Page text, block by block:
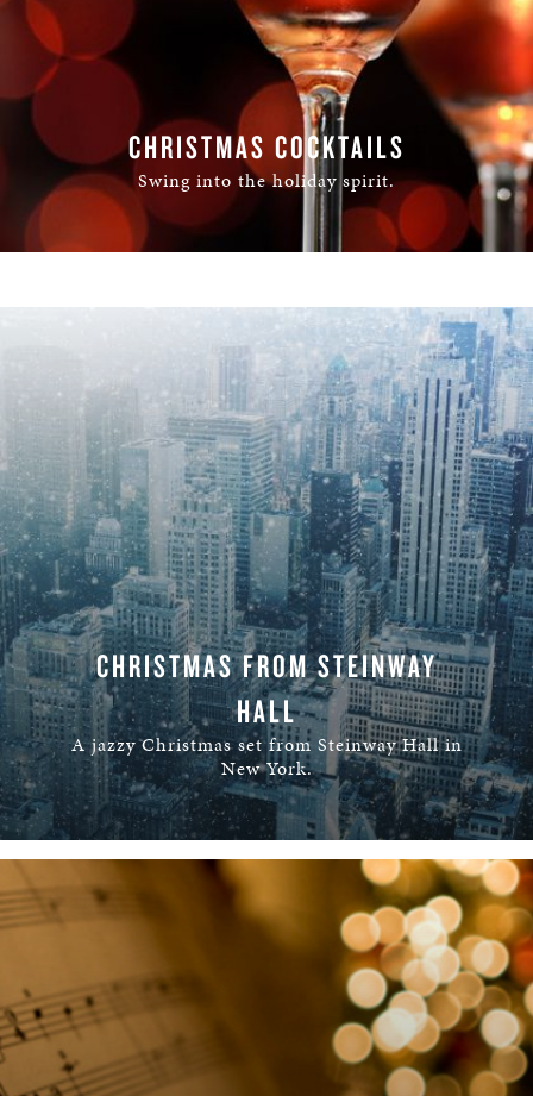
CHRISTMAS COCKTAILS
Swing into the holiday spirit.
CHRISTMAS FROM STEINWAY
HALL
A jazzy Christmas set from Steinway Hall in
New York.